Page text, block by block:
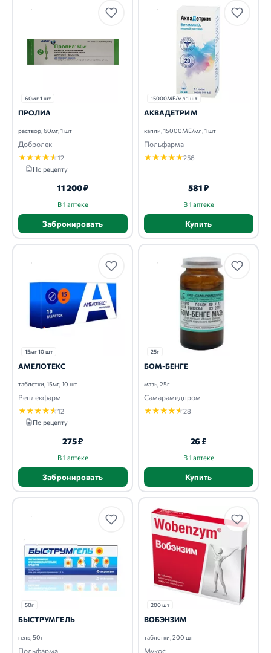
60мг 1 шт
ПРОЛИА
раствор, 60мг, 1 шт
Добролек
★★★★★12
По рецепту
11 200 ₽
В 1 аптеке
Забронировать
15000МЕ/мл 1 шт
АКВАДЕТРИМ
капли, 15000МЕ/мл, 1 шт
Польфарма
★★★★★256
581 ₽
В 1 аптеке
Купить
15мг 10 шт
АМЕЛОТЕКС
таблетки, 15мг, 10 шт
Реплекфарм
★★★★★12
По рецепту
275 ₽
В 1 аптеке
Забронировать
25г
БОМ-БЕНГЕ
мазь, 25г
Самарамедпром
★★★★★28
26 ₽
В 1 аптеке
Купить
50г
БЫСТРУМГЕЛЬ
гель, 50г
Польфарма
200 шт
ВОБЭНЗИМ
таблетки, 200 шт
Мукос